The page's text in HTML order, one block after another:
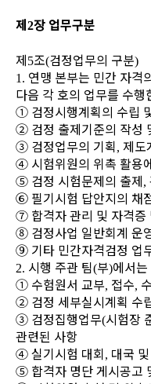
제2장 업무구분
제5조(검정업무의 구분)
1. 연맹 본부는 민간 자격
다음 각 호의 업무를 수행
① 검정시행계획의 수립
② 검정 출제기준의 작성
③ 검정업무의 기획, 제도
④ 시험위원의 위촉 활용
⑤ 검정 시험문제의 출제,
⑥ 필기시험 답안지의 채
⑦ 합격자 관리 및 자격
⑧ 검정사업 일반회계 운
⑨ 기타 민간자격검정 업
2. 시행 주관 팀(부)에서
① 수험원서 교부, 접수,
② 검정 세부실시계획 수
③ 검정집행업무(시험장
관련된 사항
④실기시험 대회, 대국
⑤ 합격자 명단 게시공고